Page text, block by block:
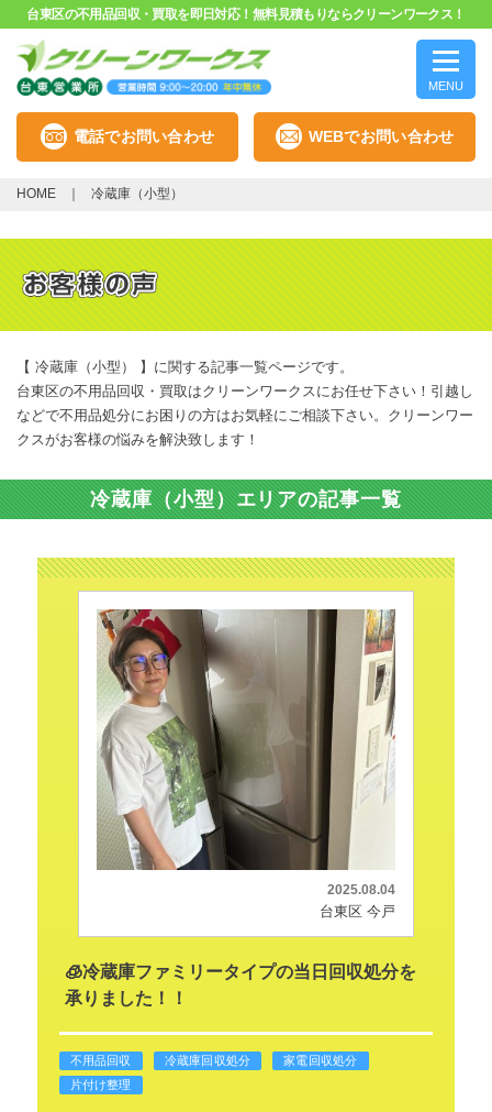
台東区の不用品回収・買取を即日対応！無料見積もりならクリーンワークス！
MENU
電話でお問い合わせ WEBでお問い合わせ
HOME 冷蔵庫（小型）
【 冷蔵庫（小型） 】に関する記事一覧ページです。
台東区の不用品回収・買取はクリーンワークスにお任せ下さい！引越し
などで不用品処分にお困りの方はお気軽にご相談下さい。クリーンワー
クスがお客様の悩みを解決致します！
冷蔵庫（小型）エリアの記事一覧
2025.08.04
台東区 今戸
🧊冷蔵庫ファミリータイプの当日回収処分を
承りました！！
不用品回収 冷蔵庫回収処分
家電回収処分
片付け整理